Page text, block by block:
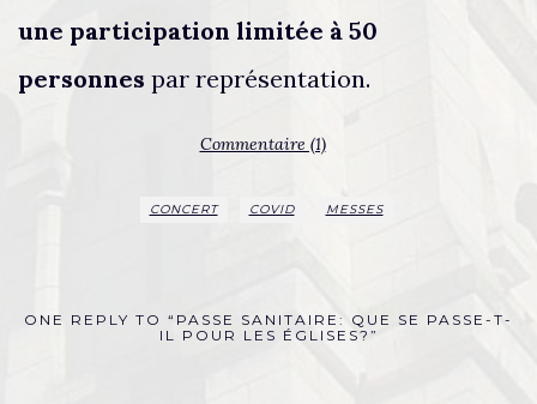
une participation limitée à 50
personnes par représentation.
Commentaire (1)
CONCERT COVID MESSES
ONE REPLY TO “PASSE SANITAIRE: QUE SE PASSE-T-
IL POUR LES ÉGLISES?”